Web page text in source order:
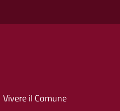
Vivere il Comune